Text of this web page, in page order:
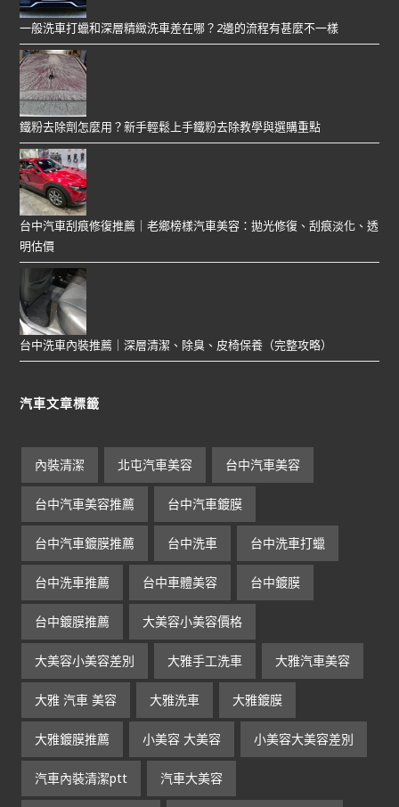
一般洗車打蠟和深層精緻洗車差在哪？2邊的流程有甚麼不一樣
鐵粉去除劑怎麼用？新手輕鬆上手鐵粉去除教學與選購重點
台中汽車刮痕修復推薦｜老鄉榜樣汽車美容：拋光修復、刮痕淡化、透
明估價
台中洗車內裝推薦｜深層清潔、除臭、皮椅保養（完整攻略）
汽車文章標籤
內裝清潔 北屯汽車美容 台中汽車美容
台中汽車美容推薦 台中汽車鍍膜
台中汽車鍍膜推薦 台中洗車 台中洗車打蠟
台中洗車推薦 台中車體美容 台中鍍膜
台中鍍膜推薦 大美容小美容價格
大美容小美容差別 大雅手工洗車 大雅汽車美容
大雅 汽車 美容 大雅洗車 大雅鍍膜
大雅鍍膜推薦 小美容 大美容 小美容大美容差別
汽車內裝清潔ptt 汽車大美容